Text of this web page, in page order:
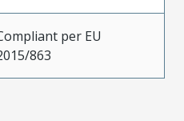
per EU
863